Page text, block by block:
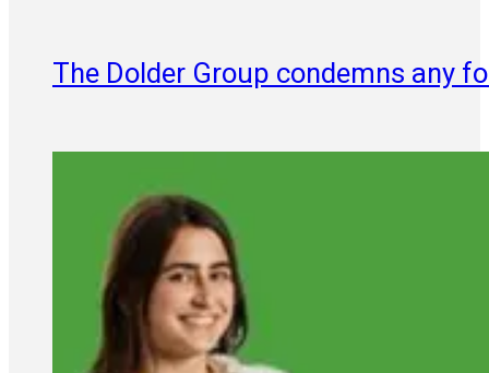
The Dolder Group condemns any